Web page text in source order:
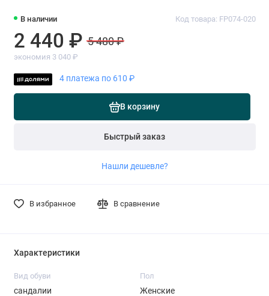
В наличии Код товара: FP074-020
2 440 ₽ 5 480 ₽
экономия 3 040 ₽
4 платежа по 610 ₽
В корзину
Быстрый заказ
Нашли дешевле?
В избранное В сравнение
Характеристики
Вид обуви
сандалии
Пол
Женские